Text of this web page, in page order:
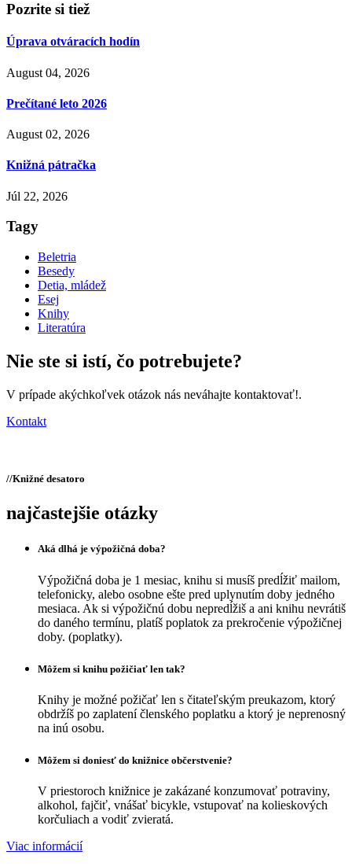
Pozrite si tiež
Úprava otváracích hodín
August 04, 2026
Prečítané leto 2026
August 02, 2026
Knižná pátračka
Júl 22, 2026
Tagy
Beletria
Besedy
Detia, mládež
Esej
Knihy
Literatúra
Nie ste si istí, čo potrebujete?
V prípade akýchkoľvek otázok nás neváhajte kontaktovať!.
Kontakt
//Knižné desatoro
najčastejšie otázky
Aká dlhá je výpožičná doba?
Výpožičná doba je 1 mesiac, knihu si musíš predĺžiť mailom,
telefonicky, alebo osobne ešte pred uplynutím doby jedného
mesiaca. Ak si výpožičnú dobu nepredĺžiš a ani knihu nevrátiš
do daného termínu, platíš poplatok za prekročenie výpožičnej
doby. (poplatky).
Môžem si knihu požičiať len tak?
Knihy je možné požičať len s čitateľským preukazom, ktorý
obdržíš po zaplatení členského poplatku a ktorý je neprenosný
na inú osobu.
Môžem si doniesť do knižnice občerstvenie?
V priestoroch knižnice je zakázané konzumovať potraviny,
alkohol, fajčiť, vnášať bicykle, vstupovať na kolieskových
korčuliach a vodiť zvieratá.
Viac informácií